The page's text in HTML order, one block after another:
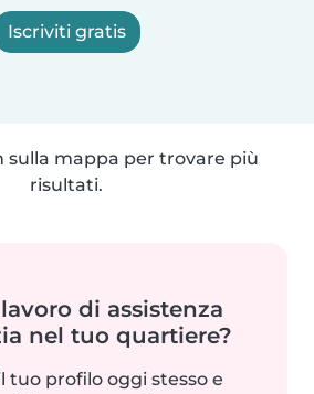
Iscriviti gratis
sulla mappa per trovare più
risultati.
di assistenza
nel tuo quartiere?
tuo profilo oggi stesso e